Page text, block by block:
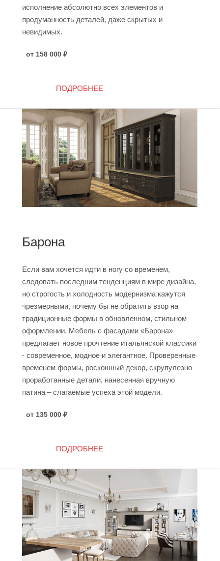
исполнение абсолютно всех элементов и
продуманность деталей, даже скрытых и
невидимых.
от 158 000₽
ПОДРОБНЕЕ
Барона
Если вам хочется идти в ногу со временем,
следовать последним тенденциям в мире дизайна,
но строгость и холодность модернизма кажутся
чрезмерными, почему бы не обратить взор на
традиционные формы в обновленном, стильном
оформлении. Мебель с фасадами «Барона»
предлагает новое прочтение итальянской классики
- современное, модное и элегантное. Проверенные
временем формы, роскошный декор, скрупулезно
проработанные детали, нанесенная вручную
патина – слагаемые успеха этой модели.
от 135 000₽
ПОДРОБНЕЕ